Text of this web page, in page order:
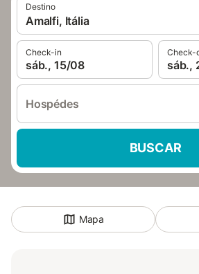
Destino
Amalfi, Itália
Check-in
sáb., 15/08
Check-
sáb.,
Hospédes
BUSCAR
Mapa